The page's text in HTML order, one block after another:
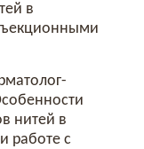
в
нитей в
работе с